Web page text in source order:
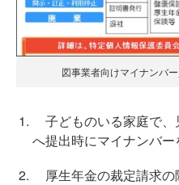
図事業者向けマイナンバ
子どものいる家庭で
へ提出時にマイナンバー
厚生年金の裁定請求の